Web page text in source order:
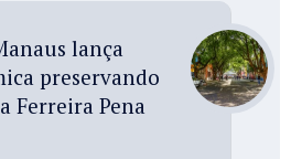
lança
preservando
Ferreira Pena